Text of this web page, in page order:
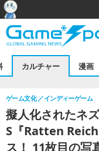
カルチャー 漫画
擬人化されたネ
S『Ratten
ス！ 11枚目の写
ゲーム文化 インディーゲーム